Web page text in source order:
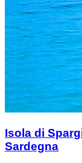
Isola di
Sardegna